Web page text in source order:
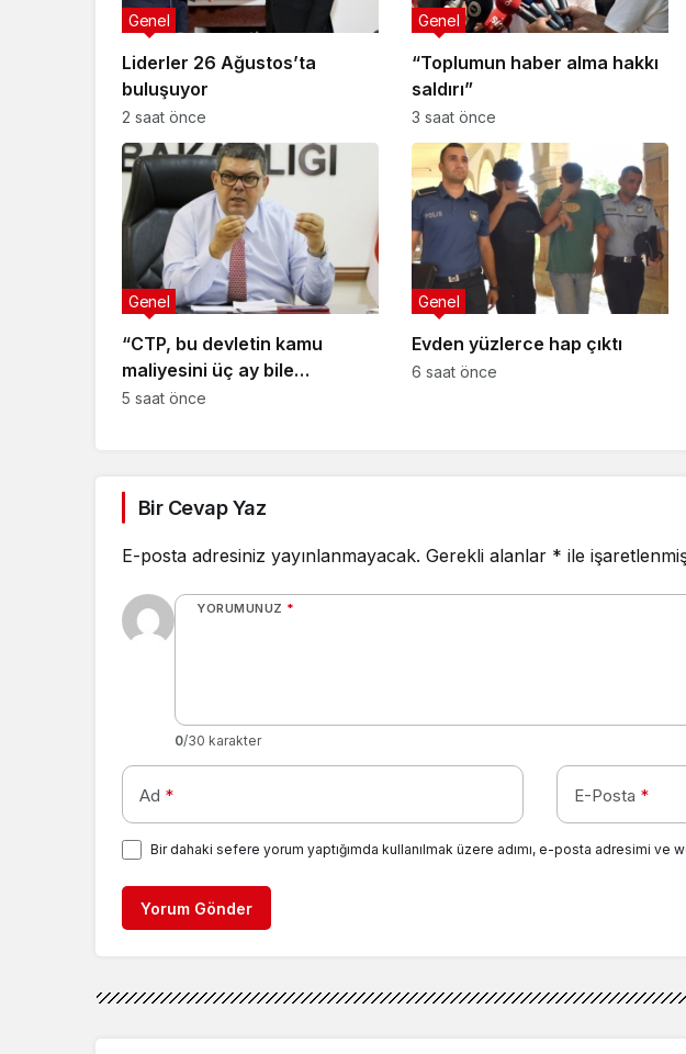
Liderler 26 Ağustos’ta
buluşuyor
Genel
2 saat önce
“Toplumun haber alma hakkı
saldırı”
Genel
3 saat önce
“CTP, bu devletin kamu
maliyesini üç ay bile
yönetemez”
Genel
5 saat önce
Evden yüzlerce hap çıktı
Genel
6 saat önce
Bir Cevap Yaz
E-posta adresiniz yayınlanmayacak. Gerekli alanlar * ile
YORUMUNUZ *
0/30 karakter
Ad * E-Posta *
Bir dahaki sefere yorum yaptığımda kullanılmak üzere adımı, e-posta adresimi ve
Yorum Gönder